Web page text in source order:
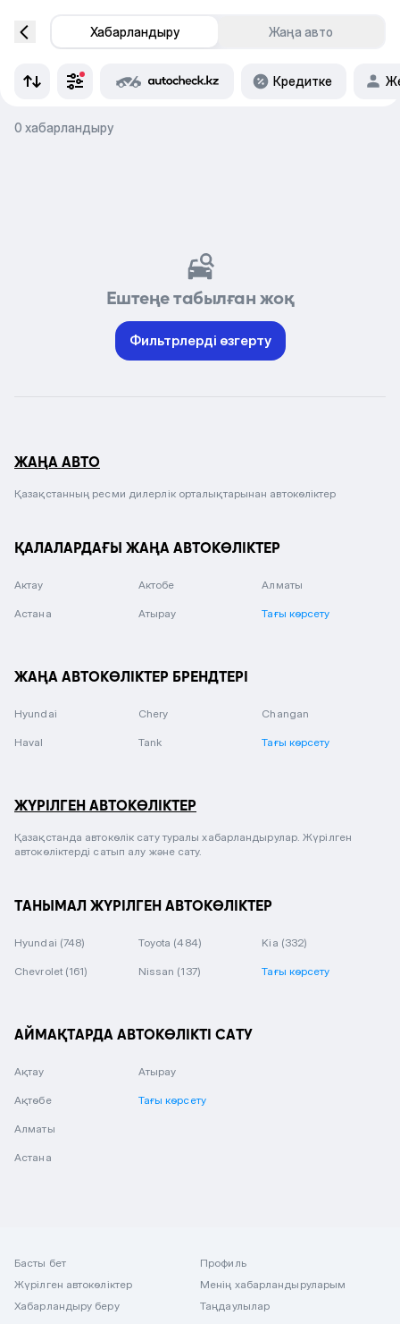
Хабарландыру Жаңа авто
Кредитке
0 хабарландыру
Ештеңе табылған жоқ
Фильтрлерді өзгерту
ЖАҢА АВТО
Қазақстанның ресми дилерлік орталықтарынан автокөліктер
ҚАЛАЛАРДАҒЫ ЖАҢА АВТОКӨЛІКТЕР
Актау Актобе Алматы
Астана Атырау Тағы көрсету
ЖАҢА АВТОКӨЛІКТЕР БРЕНДТЕРІ
Hyundai Chery Changan
Haval Tank Тағы көрсету
ЖҮРІЛГЕН АВТОКӨЛІКТЕР
Қазақстанда автокөлік сату туралы хабарландырулар. Жүрілген
автокөліктерді сатып алу және сату.
ТАНЫМАЛ ЖҮРІЛГЕН АВТОКӨЛІКТЕР
Hyundai (748) Toyota (484) Kia (332)
Chevrolet (161) Nissan (137) Тағы көрсету
АЙМАҚТАРДА АВТОКӨЛІКТІ САТУ
Ақтау
Ақтөбе
Алматы
Астана
Атырау
Тағы көрсету
Басты бет
Жүрілген автокөліктер
Хабарландыру беру
Профиль
Менің хабарландыруларым
Таңдаулылар